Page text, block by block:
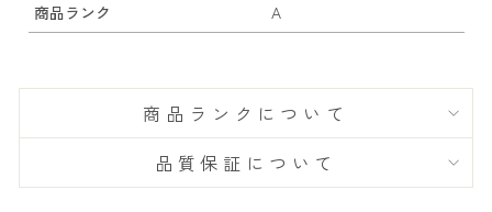
商品ランク
A
商品ランクについて
品質保証について